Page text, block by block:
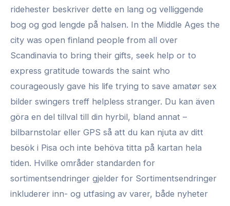
ridehester beskriver dette en lang og velliggende
bog og god lengde på halsen. In the Middle Ages the
city was open finland people from all over
Scandinavia to bring their gifts, seek help or to
express gratitude towards the saint who
courageously gave his life trying to save amatør sex
bilder swingers treff helpless stranger. Du kan även
göra en del tillval till din hyrbil, bland annat –
bilbarnstolar eller GPS så att du kan njuta av ditt
besök i Pisa och inte behöva titta på kartan hela
tiden. Hvilke områder standarden for
sortimentsendringer gjelder for Sortimentsendringer
inkluderer inn- og utfasing av varer, både nyheter